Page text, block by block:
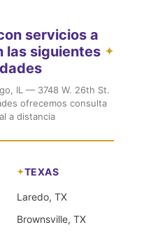
servicios a
las siguientes ✦
IL — 3748 W. 26th St.
ofrecemos consulta
a distancia
TEXAS
Laredo, TX
Brownsville, TX